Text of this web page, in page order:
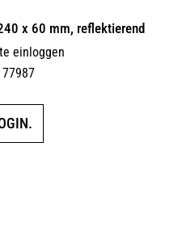
x 60 mm, reflektierend
einloggen